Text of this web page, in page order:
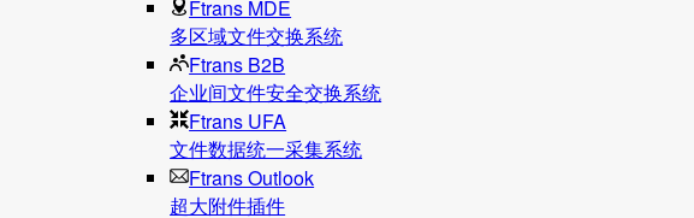
Ftrans MDE
多区域文件交换系统
Ftrans B2B
企业间文件安全交换系统
Ftrans UFA
文件数据统⼀采集系统
Ftrans Outlook
超大附件插件